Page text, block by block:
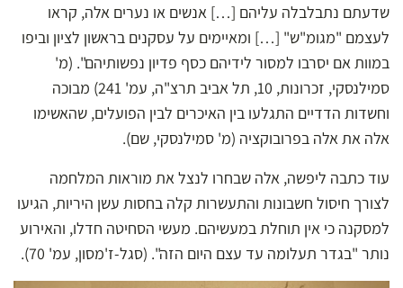
שדעתם נתבלבלה עליהם […] אנשים או נערים אלה, קראו
לעצמם "מגומ"ש" […] ומאיימים על עסקנים בראשון לציון וביפו
במוות אם יסרבו למסור לידיהם כסף פדיון נפשותיהם". (מ'
סמילנסקי, זכרונות, 10, תל אביב תרצ"ה, עמ' 241) מבוכה
וחשדות הדדיים התגלעו בין האיכרים לבין הפועלים, שהאשימו
אלה את אלה בפרובוקציה (מ' סמילנסקי, שם).
עוד כתבה ליפשה, אלה שבחרו לנצל את מוראות המלחמה
לצורך חיסול חשבונות והתעשרות קלה בחסות עשן היריות, הגיעו
למסקנה כי אין תוחלת במעשיהם. מעשי הסחיטה חדלו, והאירוע
נותר "בגדר תעלומה עד עצם היום הזה". (סגל-ז'מסון, עמ' 70).